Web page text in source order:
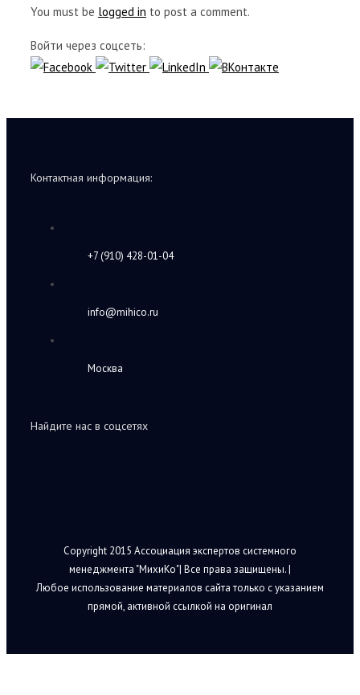
You must be logged in to post a comment.
Войти через соцсеть:
Контактная информация:
+7 (910) 428-01-04
info@mihico.ru
Москва
Найдите нас в соцсетях
Copyright 2015 Ассоциация экспертов системного
менеджмента "МихиКо"| Все права защищены. |
Любое использование материалов сайта только с указанием
прямой, активной ссылкой на оригинал